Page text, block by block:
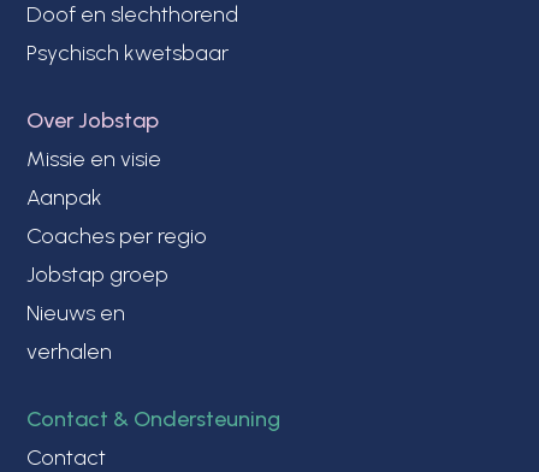
Doof en slechthorend
Psychisch kwetsbaar
Over Jobstap
Missie en visie
Aanpak
Coaches per regio
Jobstap groep
Nieuws en
verhalen
Contact & Ondersteuning
Contact